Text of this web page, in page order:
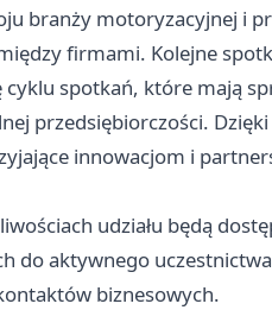
branży motoryzacyjnej i
firmami. Kolejne
spotkań, które mają
przedsiębiorczości.
innowacjom i
udziału będą
do aktywnego
biznesowych.